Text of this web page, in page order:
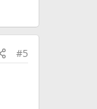
#5